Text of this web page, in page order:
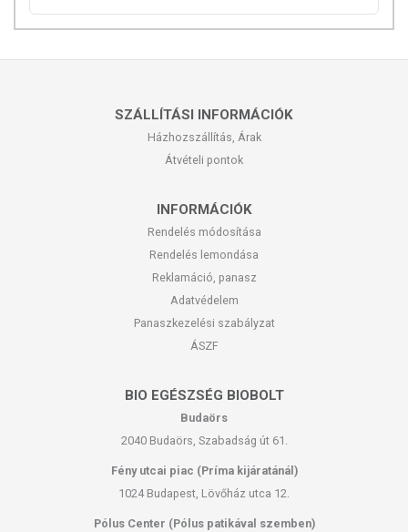
SZÁLLÍTÁSI INFORMÁCIÓK
Házhozszállítás, Árak
Átvételi pontok
INFORMÁCIÓK
Rendelés módosítása
Rendelés lemondása
Reklamáció, panasz
Adatvédelem
Panaszkezelési szabályzat
ÁSZF
BIO EGÉSZSÉG BIOBOLT
Budaörs
2040 Budaörs, Szabadság út 61.
Fény utcai piac (Príma kijáratánál)
1024 Budapest, Lövőház utca 12.
Pólus Center (Pólus patikával szemben)